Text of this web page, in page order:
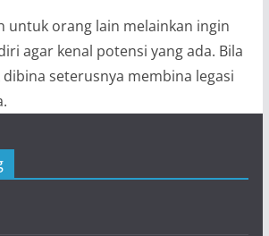
untuk orang lain melainkan ingin
agar kenal potensi yang ada. Bila
seterusnya membina legasi